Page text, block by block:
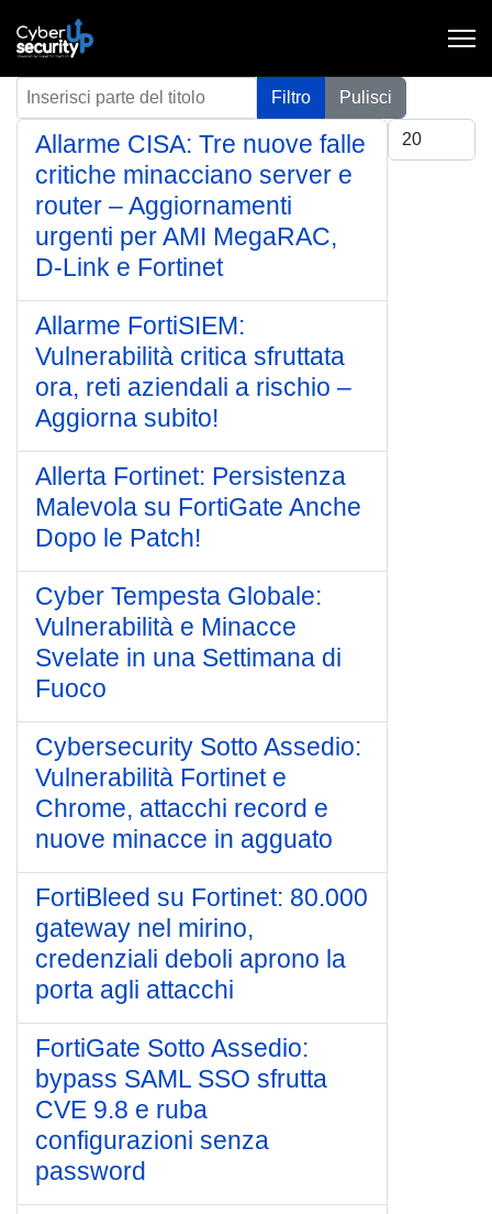
Inserisci parte del titolo Filtro
Pulisci
Visualizza #
Allarme CISA: Tre nuove falle
critiche minacciano server e
router – Aggiornamenti
urgenti per AMI MegaRAC,
D-Link e Fortinet
Allarme FortiSIEM:
Vulnerabilità critica sfruttata
ora, reti aziendali a rischio –
Aggiorna subito!
Allerta Fortinet: Persistenza
Malevola su FortiGate Anche
Dopo le Patch!
Cyber Tempesta Globale:
Vulnerabilità e Minacce
Svelate in una Settimana di
Fuoco
Cybersecurity Sotto Assedio:
Vulnerabilità Fortinet e
Chrome, attacchi record e
nuove minacce in agguato
FortiBleed su Fortinet: 80.000
gateway nel mirino,
credenziali deboli aprono la
porta agli attacchi
FortiGate Sotto Assedio:
bypass SAML SSO sfrutta
CVE 9.8 e ruba
configurazioni senza
password